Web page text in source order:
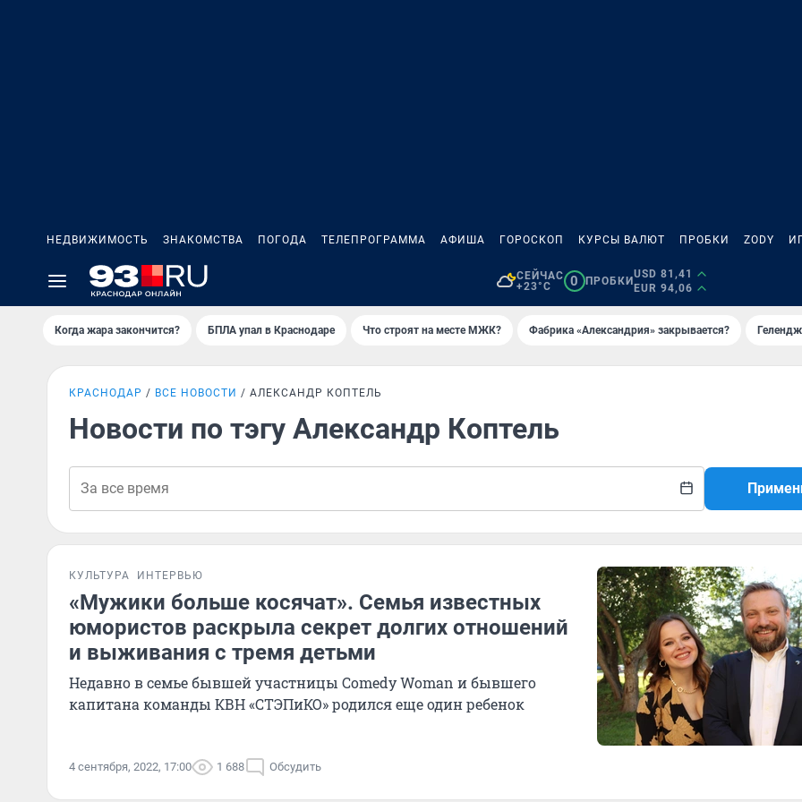
НЕДВИЖИМОСТЬ ЗНАКОМСТВА ПОГОДА ТЕЛЕПРОГРАММА АФИША ГОРОСКОП КУРСЫ ВАЛЮТ ПРОБКИ ZODY
СЕЙЧАС
+23°C
0 ПРОБКИ
USD 81,41
EUR 94,06
Когда жара закончится? БПЛА упал в Краснодаре Что строят на месте МЖК? Фабрика «Александрия» закрывается?
КРАСНОДАР ВСЕ НОВОСТИ АЛЕКСАНДР КОПТЕЛЬ
Новости по тэгу Александр Коптель
КУЛЬТУРА ИНТЕРВЬЮ
«Мужики больше косячат». Семья известных
юмористов раскрыла секрет долгих отношений
и выживания с тремя детьми
Недавно в семье бывшей участницы Comedy Womаn и бывшего
капитана команды КВН «СТЭПиКО» родился еще один ребенок
4 сентября, 2022, 17:00 1 688 Обсудить